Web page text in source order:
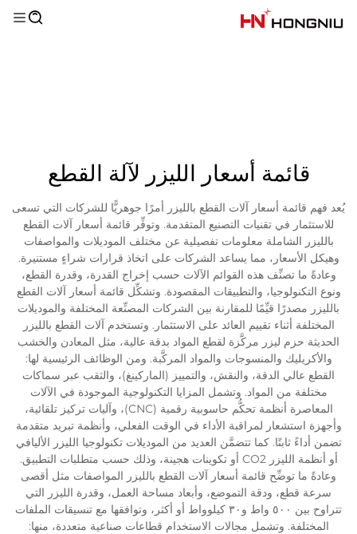
قائمة أسعار الليزر لآلة القطع
يُعد فهم قائمة أسعار آلات القطع بالليزر أمرًا جوهريًّا للشركات التي تسعى
للاستثمار في تقنيات التصنيع المتقدمة. وتوفِّر قائمة أسعار آلات القطع
بالليزر الشاملة معلومات تفصيلية عن مختلف الموديلات والمواصفات
وهيكل الأسعار، مما يساعد الشركات على اتخاذ قرارات شراءٍ مستنيرة.
وعادةً ما تصنِّف هذه القوائم الآلات حسب إخراج القدرة، وقدرة القطع،
ونوع التكنولوجيا، والتطبيقات المقصودة. وتشكِّل قائمة أسعار آلات القطع
بالليزر مصدرًا قيِّمًا للمقارنة بين الشركات المصنِّعة المختلفة والموديلات
المختلفة أثناء تقييم العائد على الاستثمار. وتستخدم آلات القطع بالليزر
الحديثة حزم ليزر مركَّزة لقطع المواد بدقة عالية، مثل المعادن والخشب
والأكريليك والمنسوجات والمواد المركَّبة. ومن الوظائف الرئيسية لها:
القطع عالي الدقة، والنقش، والتمييز (الماركينغ)، والثقب عبر سماكات
مختلفة من المواد. وتشمل المزايا التكنولوجية الموجودة في الآلات
المعاصرة أنظمة تحكُّم حاسوبية رقمية (CNC)، وآليات تركيز تلقائية،
وأجهزة استشعار لمراقبة الأداء في الوقت الفعلي، وأنظمة تبريد متقدمة
تضمن أداءً ثابتًا. كما تتضمَّن العديد من الموديلات تكنولوجيا الليزر الأليافي
أو أنظمة الليزر CO2 أو تكوينات هجينة، وذلك حسب متطلبات التطبيق.
وعادةً ما توضِّح قائمة أسعار آلات القطع بالليزر المواصفات مثل أقصى
سرعة قطع، ودقة التموضع، وأبعاد مساحة العمل، وقدرة الليزر التي
تتراوح بين ٥٠٠ واط و٣٠ كيلوواط أو أكثر، وتوافقها مع تنسيقات الملفات
المختلفة. وتشمل مجالات الاستخدام قطاعات صناعية متعددة، منها: